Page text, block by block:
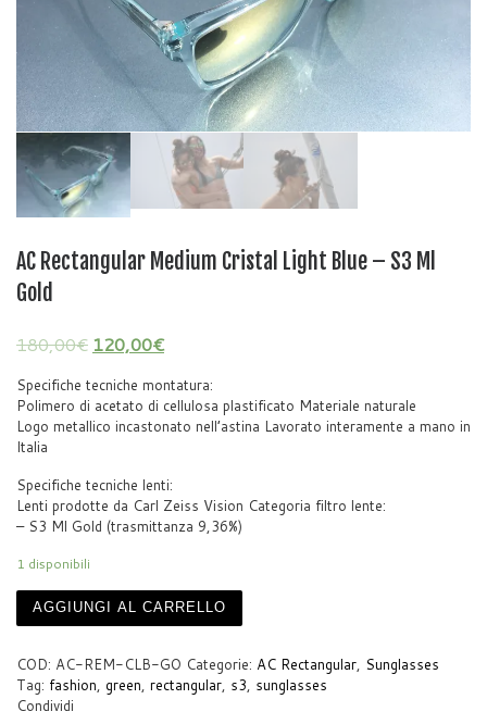
AC Rectangular Medium Cristal Light Blue – S3 Ml
Gold
180,00€ 120,00€
Specifiche tecniche montatura:
Polimero di acetato di cellulosa plastificato Materiale naturale
Logo metallico incastonato nell’astina Lavorato interamente a mano in
Italia
Specifiche tecniche lenti:
Lenti prodotte da Carl Zeiss Vision Categoria filtro lente:
– S3 Ml Gold (trasmittanza 9,36%)
1 disponibili
AGGIUNGI AL CARRELLO
COD: AC-REM-CLB-GO Categorie: AC Rectangular, Sunglasses
Tag: fashion, green, rectangular, s3, sunglasses
Condividi